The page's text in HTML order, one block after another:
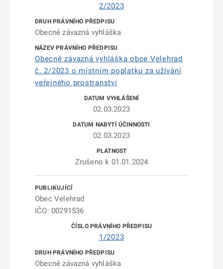
2/2023
Obecně závazná vyhláška
Obecně závazná vyhláška obce Velehrad
č. 2/2023 o místním poplatku za užívání
veřejného prostranství
02.03.2023
02.03.2023
Zrušeno k 01.01.2024
Obec Velehrad
IČO: 00291536
1/2023
Obecně závazná vyhláška